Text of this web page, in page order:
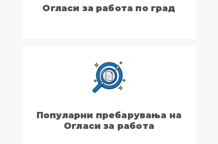
Огласи за работа по град
Популарни пребарувања на
Огласи за работа